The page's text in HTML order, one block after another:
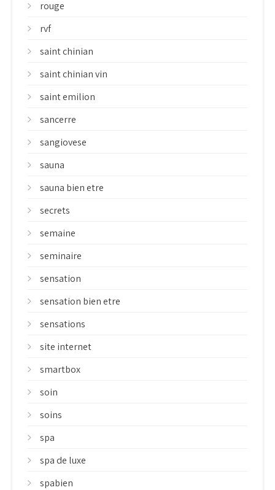
rouge
rvf
saint chinian
saint chinian vin
saint emilion
sancerre
sangiovese
sauna
sauna bien etre
secrets
semaine
seminaire
sensation
sensation bien etre
sensations
site internet
smartbox
soin
soins
spa
spa de luxe
spabien